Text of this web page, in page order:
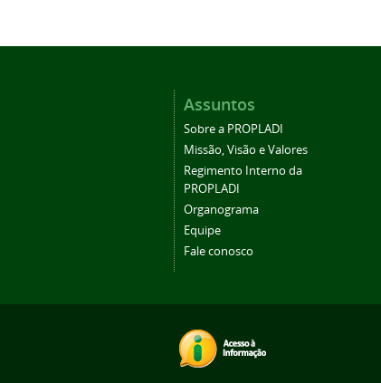
Assuntos
Sobre a PROPLADI
Missão, Visão e Valores
Regimento Interno da
PROPLADI
Organograma
Equipe
Fale conosco